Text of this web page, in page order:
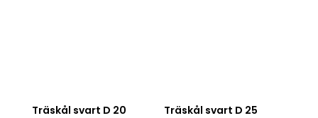
Träskål svart D 20
Träskål svart D 25